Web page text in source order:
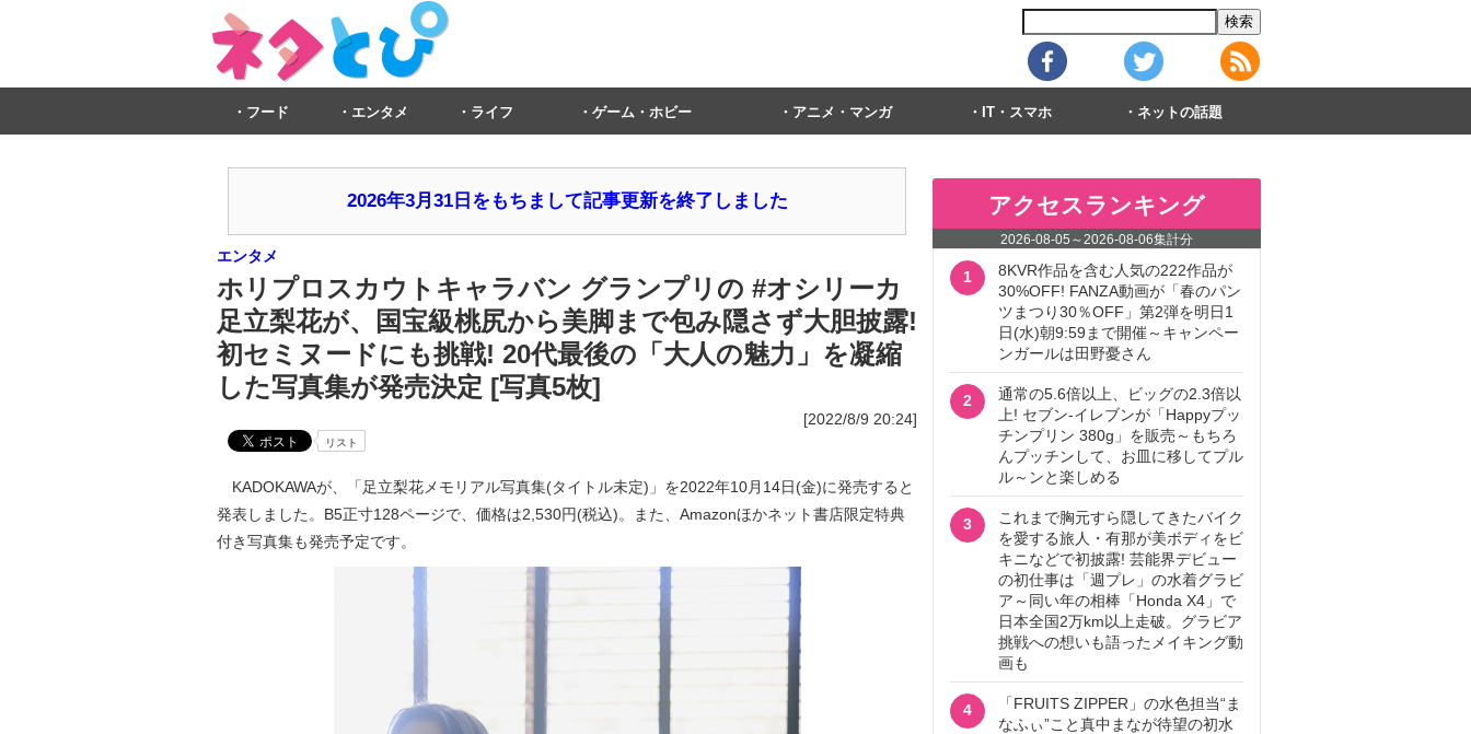
フード エンタメ ライフ ゲーム・ホビー アニメ・マンガ IT・スマホ ネットの話題
2026年3月31日をもちまして記事更新を終了しました
エンタメ
ホリプロスカウトキャラバン グランプリの #オシリーカ
足立梨花が、国宝級桃尻から美脚まで包み隠さず大胆披露!
初セミヌードにも挑戦! 20代最後の「大人の魅力」を凝縮
した写真集が発売決定 [写真5枚]
[2022/8/9 20:24]
リスト
KADOKAWAが、「足立梨花メモリアル写真集(タイトル未定)」を2022年10月14日(金)に発売すると
発表しました。B5正寸128ページで、価格は2,530円(税込)。また、Amazonほかネット書店限定特典
付き写真集も発売予定です。
アクセスランキング
2026-08-05 ～2026-08-06集計分
1
8KVR作品を含む人気の222作品が
30%OFF! FANZA動画が「春のパン
ツまつり30％OFF」第2弾を明日1
日(水)朝9:59まで開催～キャンペー
ンガールは田野憂さん
2
通常の5.6倍以上、ビッグの2.3倍以
上! セブン‐イレブンが「Happyプッ
チンプリン 380g」を販売～もちろ
んプッチンして、お皿に移してプル
ル～ンと楽しめる
3
これまで胸元すら隠してきたバイク
を愛する旅人・有那が美ボディをビ
キニなどで初披露! 芸能界デビュー
の初仕事は「週プレ」の水着グラビ
ア～同い年の相棒「Honda X4」で
日本全国2万km以上走破。グラビア
挑戦への想いも語ったメイキング動
画も
4
「FRUITS ZIPPER」の水色担当“ま
なふぃ”こと真中まなが待望の初水